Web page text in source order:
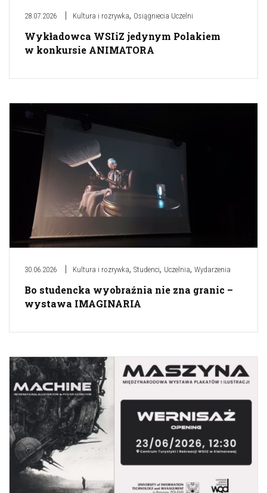
28.07.2026 Kultura i rozrywka, Osiągniecia Uczelni
Wykładowca WSIiZ jedynym Polakiem
w konkursie ANIMATORA
30.06.2026 Kultura i rozrywka, Studenci, Uczelnia, Wydarzenia
Bo studencka wyobraźnia nie zna granic –
wystawa IMAGINARIA